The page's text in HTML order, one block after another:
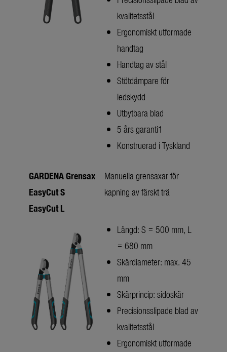
kvalitetsstål
Ergonomiskt utformade
handtag
Handtag av stål
Stötdämpare för
ledskydd
Utbytbara blad
5 års garanti1
Konstruerad i Tyskland
GARDENA Grensax
EasyCutS
EasyCutL
Manuella grensaxar för
kapning av färskt trä
Längd: S = 500 mm, L
= 680 mm
Skärdiameter: max. 45
mm
Skärprincip: sidoskär
Precisionsslipade blad av
kvalitetsstål
Ergonomiskt utformade